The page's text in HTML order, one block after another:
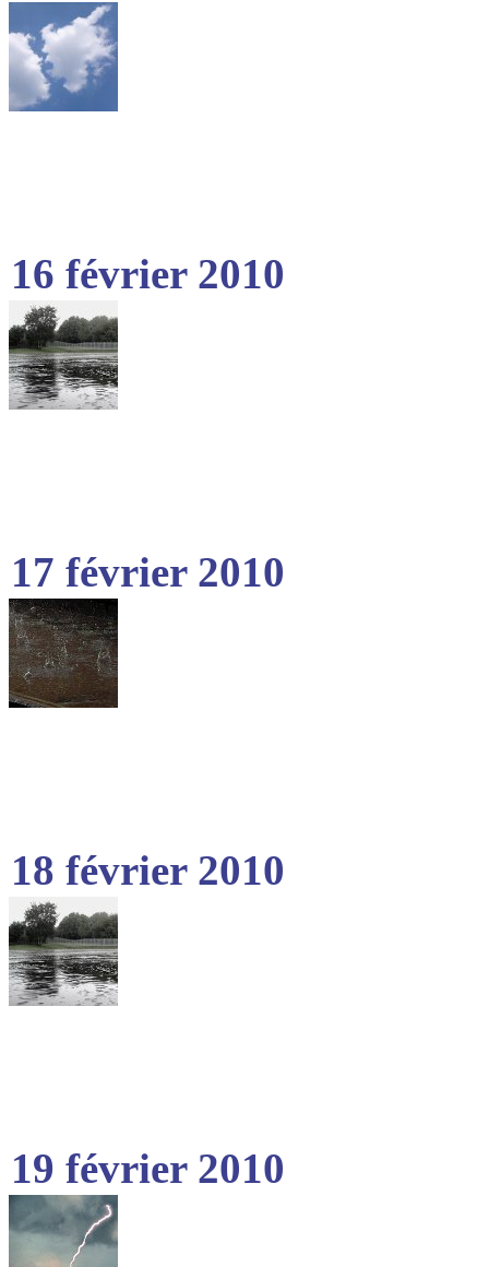
16 février 2010
17 février 2010
18 février 2010
19 février 2010